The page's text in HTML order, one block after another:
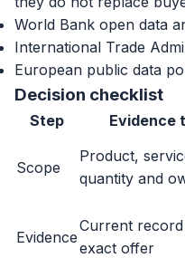
World Bank open data
International Trade
European public data
Decision checklist
Step Evidence
Scope
Product,
quantity and
Evidence
Current
exact offer